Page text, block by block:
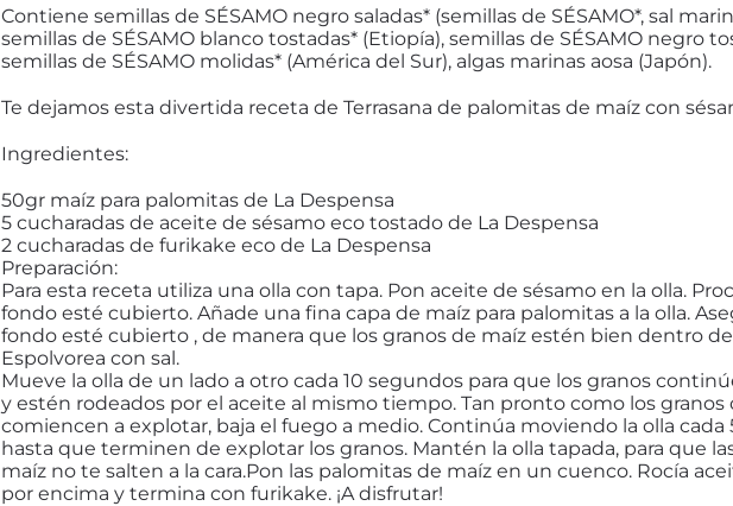
Contiene semillas de SÉSAMO negro saladas* (semillas de SÉSAMO*, sal
semillas de SÉSAMO blanco tostadas* (Etiopía), semillas de SÉSAMO negro
semillas de SÉSAMO molidas* (América del Sur), algas marinas aosa (Japón).
Te dejamos esta divertida receta de Terrasana de palomitas de maíz con
Ingredientes:
50gr maíz para palomitas de La Despensa
5 cucharadas de aceite de sésamo eco tostado de La Despensa
2 cucharadas de furikake eco de La Despensa
Preparación:
Para esta receta utiliza una olla con tapa. Pon aceite de sésamo en la olla.
fondo esté cubierto. Añade una fina capa de maíz para palomitas a la olla.
fondo esté cubierto , de manera que los granos de maíz estén bien dentro
Espolvorea con sal.
Mueve la olla de un lado a otro cada 10 segundos para que los granos
y estén rodeados por el aceite al mismo tiempo. Tan pronto como los granos
comiencen a explotar, baja el fuego a medio. Continúa moviendo la olla cada
hasta que terminen de explotar los granos. Mantén la olla tapada, para que
maíz no te salten a la cara.Pon las palomitas de maíz en un cuenco. Rocía
por encima y termina con furikake. ¡A disfrutar!